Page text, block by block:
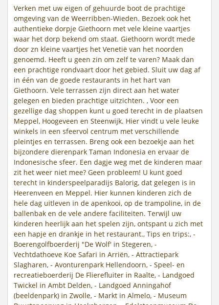
Verken met uw eigen of gehuurde boot de prachtige
omgeving van de Weerribben-Wieden. Bezoek ook het
authentieke dorpje Giethoorn met vele kleine vaartjes
waar het dorp bekend om staat. Giethoorn wordt mede
door zn kleine vaartjes het Venetië van het noorden
genoemd. Heeft u geen zin om zelf te varen? Maak dan
een prachtige rondvaart door het gebied. Sluit uw dag af
in één van de goede restaurants in het hart van
Giethoorn. Vele terrassen zijn direct aan het water
gelegen en bieden prachtige uitzichten. , Voor een
gezellige dag shoppen kunt u goed terecht in de plaatsen
Meppel, Hoogeveen en Steenwijk. Hier vindt u vele leuke
winkels in een sfeervol centrum met verschillende
pleintjes en terrassen. Breng ook een bezoekje aan het
bijzondere dierenpark Taman Indonesia en ervaar de
Indonesische sfeer. Een dagje weg met de kinderen maar
zit het weer niet mee? Geen probleem! U kunt goed
terecht in kinderspeelparadijs Balorig, dat gelegen is in
Heerenveen en Meppel. Hier kunnen kinderen zich de
hele dag uitleven in de apenkooi, op de trampoline, in de
ballenbak en de vele andere faciliteiten. Terwijl uw
kinderen heerlijk aan het spelen zijn, ontspant u zich met
een hapje en drankje in het restaurant., Tips en trips:, -
Boerengolfboerderij "De Wolf' in Stegeren, -
Vechtdathoeve Koe Safari in Arriën, - Attractiepark
Slagharen, - Avonturenpark Hellendoorn, - Speel- en
recreatieboerderij De Flierefluiter in Raalte, - Landgoed
Twickel in Ambt Delden, - Landgoed Anningahof
(beeldenpark) in Zwolle, - Markt in Almelo, - Museum